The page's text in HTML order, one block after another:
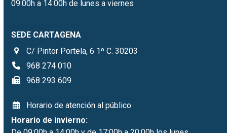
09:00h a 14:00h de lunes a viernes
SEDE CARTAGENA
C/ Pintor Portela, 6 1º C. 30203
968 274 010
968 293 609
Horario de atención al público
Horario de invierno: